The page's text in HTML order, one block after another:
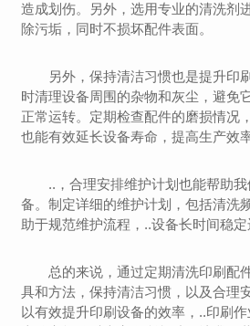
造成划伤。另外，选用专业的清洗剂
除污垢，同时不损坏配件表面。
另外，保持清洁习惯也是提升印
时清理设备周围的杂物和灰尘，避免
正常运转。定期检查配件的磨损情况
也能有效延长设备寿命，提高生产效率
..，合理安排维护计划也能帮助
备。制定详细的维护计划，包括清洗
助于规范维护流程，..设备长时间稳定
总的来说，通过定期清洗印刷配
具和方法，保持清洁习惯，以及合理
以有效提升印刷设备的效率，..印刷